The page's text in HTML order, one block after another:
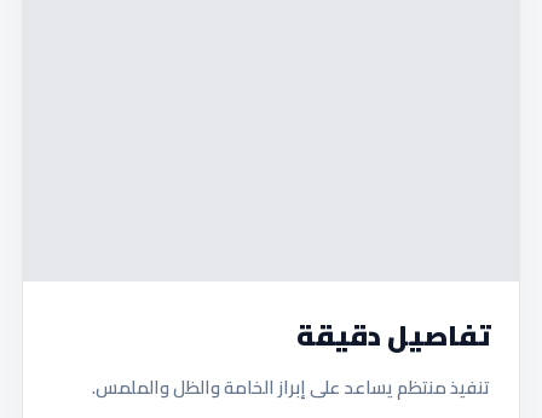
تفاصيل دقيقة
تنفيذ منتظم يساعد على إبراز الخامة والظل والملمس.